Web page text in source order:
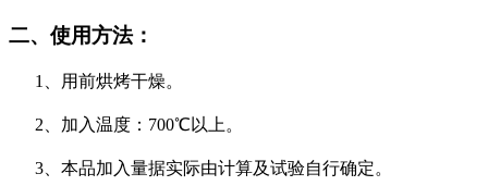
二、使用方法：
1 、用前烘烤干燥。
2 、加入温度： 700℃以上。
3 、本品加入量据实际由计算及试验自行确定。